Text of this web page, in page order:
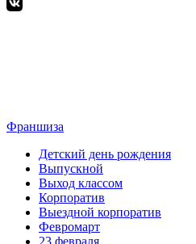
Франшиза
Детский день рождения
Выпускной
Выход классом
Корпоратив
Выездной корпоратив
Февромарт
23 февраля